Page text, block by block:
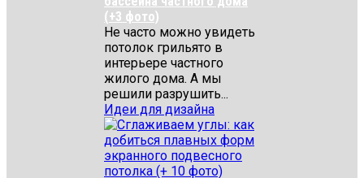
(+3 фото)
Не часто можно увидеть
потолок грильято в
интерьере частного
жилого дома. А мы
решили разрушить...
Идеи для дизайна